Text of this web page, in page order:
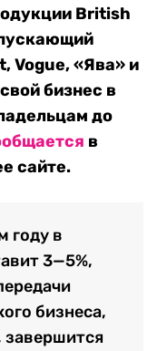
British
Vogue, «Ява» и
бизнес в
до
в
сайте.
году в
3—5%,
бизнеса,
завершится